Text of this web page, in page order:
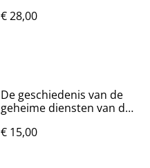
€ 28,00
De geschiedenis van de
geheime diensten van de
€ 15,00